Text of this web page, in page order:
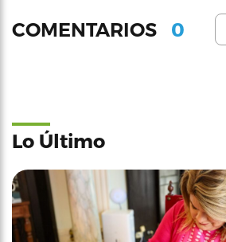
COMENTARIOS 0
Lo Último